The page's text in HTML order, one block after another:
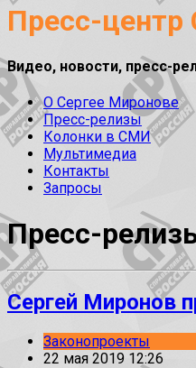
Пресс-
Видео, новости, пресс-
О Сергее Миронове
Пресс-релизы
Колонки в СМИ
Мультимедиа
Контакты
Запросы
Пресс-
Сергей Миронов
Законопроекты
22 мая 2019 12:26